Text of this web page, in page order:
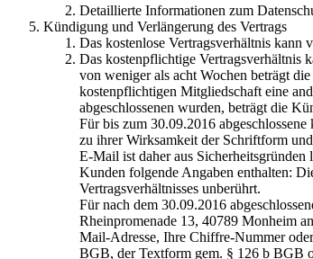
Detaillierte Informationen zum
Kündigung und Verlängerung des Vertrags
Das kostenlose Vertragsverhältnis kann
Das kostenpflichtige Vertragsverhältnis
von weniger als acht Wochen beträgt
kostenpflichtigen Mitgliedschaft eine
abgeschlossenen wurden, beträgt die
Für bis zum 30.09.2016
zu ihrer Wirksamkeit der Schriftform
E-Mail ist daher aus
Kunden folgende Angaben enthalten:
Vertragsverhältnisses unberührt.
Für nach dem 30.09.2016
Rheinpromenade 13, 40789 Monheim
Mail-Adresse, Ihre Chiffre-Nummer
BGB, der Textform gem. § 126 b BGB